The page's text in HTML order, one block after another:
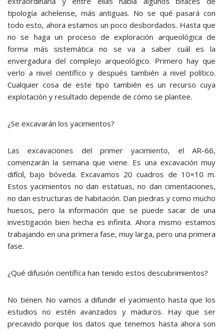
tipología achelense, más antiguas. No se qué pasará con
todo esto, ahora estamos un poco desbordados. Hasta que
no se haga un proceso de exploración arqueológica de
forma más sistemática no se va a saber cuál es la
envergadura del complejo arqueológico. Primero hay que
verlo a nivel científico y después también a nivel político.
Cualquier cosa de este tipo también es un recurso cuya
explotación y resultado depende de cómo se plantee.
¿Se excavarán los yacimientos?
Las excavaciones del primer yacimiento, el AR-66,
comenzarán la semana que viene. Es una excavación muy
difícil, bajo bóveda. Excavamos 20 cuadros de 10×10 m.
Estos yacimientos no dan estatuas, no dan cimentaciones,
no dan estructuras de habitación. Dan piedras y como mucho
huesos, pero la información que se puede sacar de una
investigación bien hecha es infinita. Ahora mismo estamos
trabajando en una primera fase, muy larga, pero una primera
fase.
¿Qué difusión científica han tenido estos descubrimientos?
No tienen. No vamos a difundir el yacimiento hasta que los
estudios no estén avanzados y maduros. Hay que ser
precavido porque los datos que tenemos hasta ahora son